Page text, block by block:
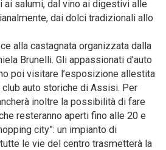
ai salumi, dal vino ai digestivi alle
dai dolci tradizionali allo
alla castagnata organizzata dalla
Brunelli. Gli appassionati d’auto
poi visitare l’esposizione allestita
auto storiche di Assisi. Per
inoltre la possibilità di fare
resteranno aperti fino alle 20 e
city”: un impianto di
le vie del centro trasmetterà la